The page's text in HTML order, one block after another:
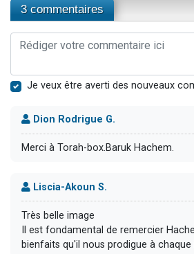
3 commentaires
Je veux être averti des nouveaux
Dion Rodrigue G.
Merci à Torah-box.Baruk Hachem.
Liscia-Akoun S.
Très belle image
Il est fondamental de remercier
bienfaits qu'il nous prodigue à